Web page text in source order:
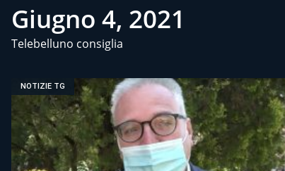
Giugno 4, 2021
Telebelluno consiglia
NOTIZIE TG